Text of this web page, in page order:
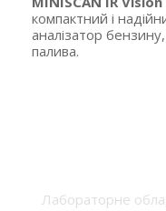
компактний і
аналізатор
палива.
Лабораторне